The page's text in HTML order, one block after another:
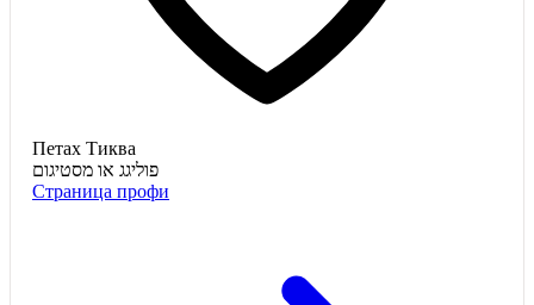
Петах Тиква
פוליגג או מסטיגום
Страница профи